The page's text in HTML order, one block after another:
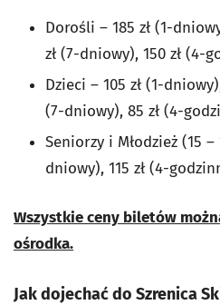
Dorośli – 185 zł (1-
zł (7-dniowy), 150 zł (4-
Dzieci – 105 zł (1-
(7-dniowy), 85 zł (4-
Seniorzy i Młodzież (15 –
dniowy), 115 zł (4-
Wszystkie ceny biletów
ośrodka.
Jak dojechać do Szrenica